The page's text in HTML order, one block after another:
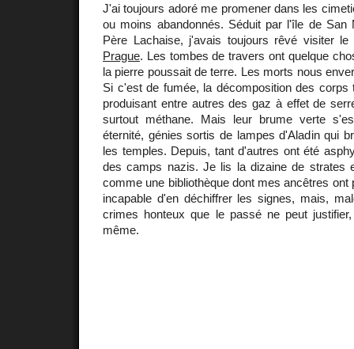
J'ai toujours adoré me promener dans les
ou moins abandonnés. Séduit par l'île de San
Père Lachaise, j'avais toujours rêvé visiter le
Prague. Les tombes de travers ont quelque
la pierre poussait de terre. Les morts nous
Si c'est de fumée, la décomposition des corps
produisant entre autres des gaz à effet de
surtout méthane. Mais leur brume verte
éternité, génies sortis de lampes d'Aladin qui
les temples. Depuis, tant d'autres ont été
des camps nazis. Je lis la dizaine de strates
comme une bibliothèque dont mes ancêtres ont
incapable d'en déchiffrer les signes, mais,
crimes honteux que le passé ne peut
même.